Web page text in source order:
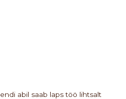
abil saab laps töö lihtsalt